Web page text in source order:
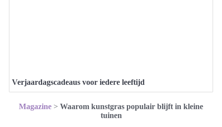
Verjaardagscadeaus voor iedere leeftijd
Magazine > Waarom kunstgras populair blijft in kleine
tuinen